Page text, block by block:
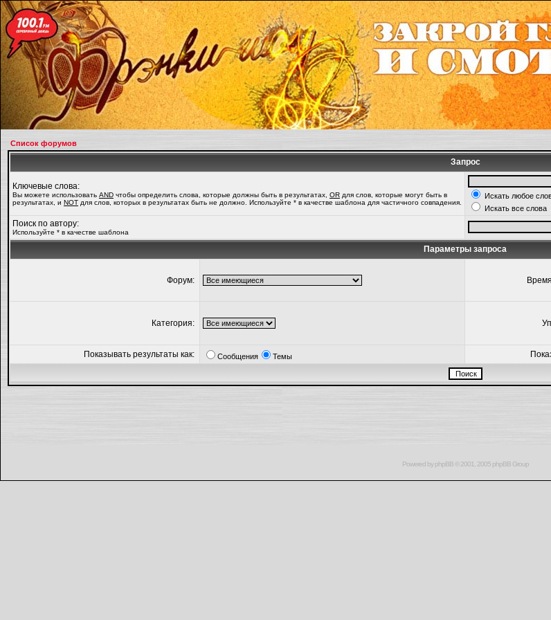
Список форумов
Запрос
Ключевые слова:
Вы можете использовать AND чтобы определить слова, которые должны быть в результатах, OR для слов, которые могут быть в
результатах, и NOT для слов, которых в результатах быть не должно. Используйте * в качестве шаблона для частичного совпадения.
Искать любое
Искать все слова
Поиск по автору:
Используйте * в качестве шаблона
Параметры запроса
Форум:
Категория:
Показывать результаты как: Сообщения Темы
Powered byphpBB© 2001, 2005 phpBB Group